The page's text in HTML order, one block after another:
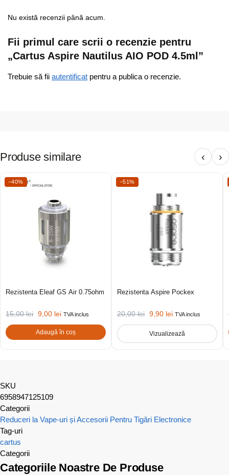
Nu există recenzii până acum.
Fii primul care scrii o recenzie pentru
„Cartus Aspire Nautilus AIO POD 4.5ml”
Trebuie să fii autentificat pentru a publica o recenzie.
Produse similare ‹ ›
−40%
Rezistenta Eleaf GS Air 0.75ohm
15,00lei 9,00 lei TVA inclus
Adaugă în coș
−51%
Rezistenta Aspire Pockex
20,00lei 9,90 lei TVA inclus
Vizualizează
SKU
6958947125109
Categorii
Reduceri la Vape-uri și Accesorii Pentru Tigări Electronice
Tag-uri
cartus
Categorii
Categoriile Noastre De Produse